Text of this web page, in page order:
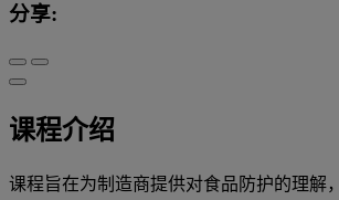
分享:
课程介绍
课程旨在为制造商提供对食品防护的理解